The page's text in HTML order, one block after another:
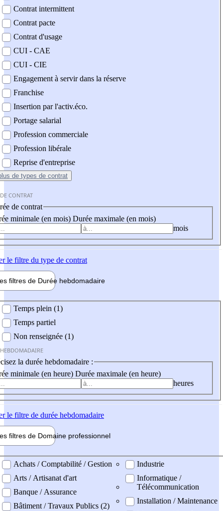
Contrat intermittent
Contrat pacte
Contrat d'usage
CUI - CAE
CUI - CIE
Engagement à servir dans la réserve
Franchise
Insertion par l'activ.éco.
Portage salarial
Profession commerciale
Profession libérale
Reprise d'entreprise
de types de contrat
CONTRAT
de contrat
minimale (en mois) Durée maximale (en mois)
mois
le filtre du type de contrat
filtres de Durée hebdomadaire
Temps plein (1)
Temps partiel
Non renseignée (1)
la durée hebdomadaire :
minimale (en heure) Durée maximale (en heure)
heures
le filtre de durée hebdomadaire
filtres de Domaine professionnel
professionel
Achats / Comptabilité / Gestion
Arts / Artisanat d'art
Banque / Assurance
Bâtiment / Travaux Publics (2)
Industrie
Informatique /
Télécommunication
Installation / Maintenance